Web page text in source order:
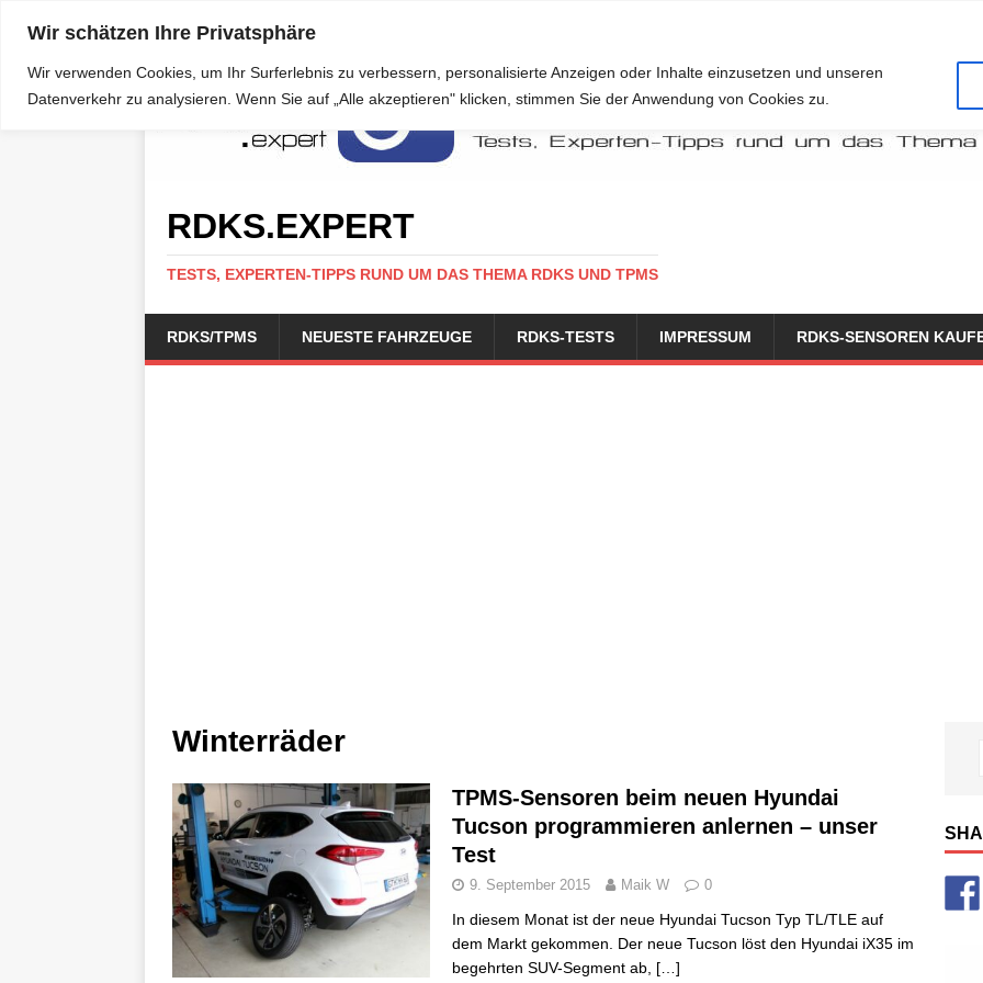
Wir schätzen Ihre Privatsphäre
Wir verwenden Cookies, um Ihr Surferlebnis zu verbessern, personalisierte Anzeigen oder Inhalte einzusetzen und unseren
Datenverkehr zu analysieren. Wenn Sie auf „Alle akzeptieren" klicken, stimmen Sie der Anwendung von Cookies zu.
RDKS.EXPERT
TESTS, EXPERTEN-TIPPS RUND UM DAS THEMA RDKS UND TPMS
RDKS/TPMS NEUESTE FAHRZEUGE RDKS-TESTS IMPRESSUM RDKS-SENSOREN
Winterräder
TPMS-Sensoren beim neuen Hyundai
Tucson programmieren anlernen – unser
Test
9. September 2015 Maik W 0
In diesem Monat ist der neue Hyundai Tucson Typ TL/TLE auf
dem Markt gekommen. Der neue Tucson löst den Hyundai iX35 im
begehrten SUV-Segment ab, […]